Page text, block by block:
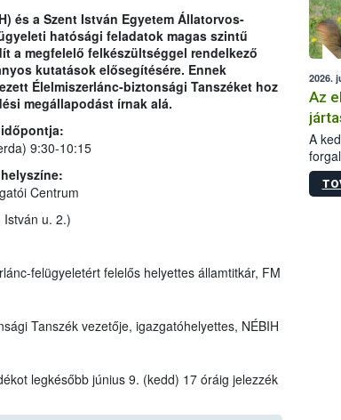
és a Szent István Egyetem Állatorvos-
hatósági feladatok magas szintű
a megfelelő felkészültséggel rendelkező
kutatások elősegítésére. Ennek
Élelmiszerlánc-biztonsági Tanszéket hoz
megállapodást írnak alá.
9:30-10:15
Centrum
István u. 2.)
felügyeletért felelős helyettes államtitkár, FM
Tanszék vezetője, igazgatóhelyettes, NÉBIH
legkésőbb június 9. (kedd) 17 óráig jelezzék
2026.
Az
A